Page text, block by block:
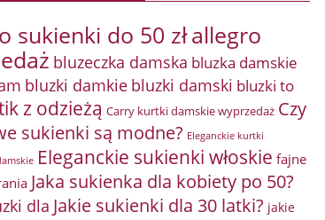
sukienki do 50 złallegro
bluzeczka damska bluzka damskie
bluzki damkie bluzki damski bluzki to
z odzieżą Carry kurtki damskie wyprzedaż Czy
sukienki są modne? Eleganckie kurtki
Eleganckie sukienki włoskie fajne
Jaka sukienka dla kobiety po 50?
dla Jakie sukienki dla 30 latki? jakie